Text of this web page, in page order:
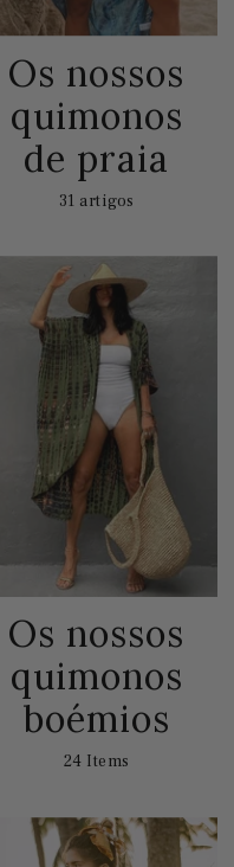
Os nossos
quimonos
de praia
31 artigos
Os nossos
quimonos
boémios
24 Items